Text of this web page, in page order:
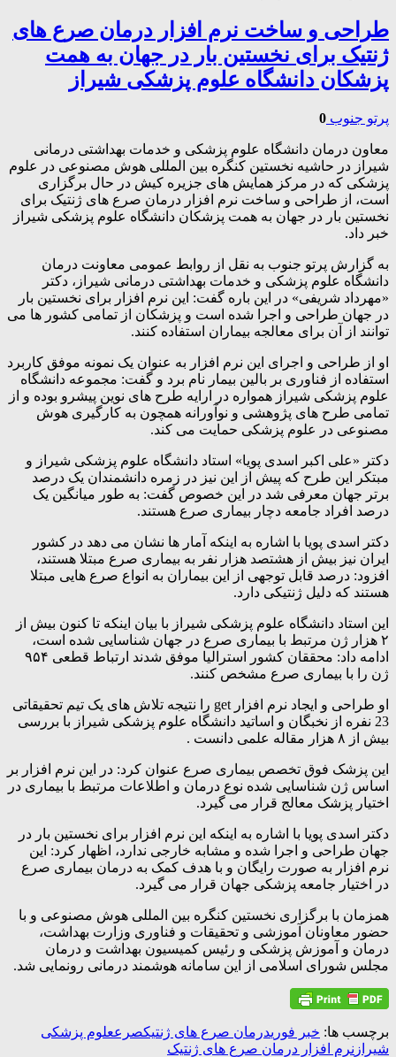
طراحی و ساخت نرم افزار درمان صرع های
ژنتیک برای نخستین بار در جهان به همت
پزشکان دانشگاه علوم پزشکی شیراز
پرتو جنوب 0
معاون درمان دانشگاه علوم پزشکی و خدمات بهداشتی درمانی
شیراز در حاشیه نخستین کنگره بین المللی هوش مصنوعی در علوم
پزشکی که در مرکز همایش های جزیره کیش در حال برگزاری
است، از طراحی و ساخت نرم افزار درمان صرع های ژنتیک برای
نخستین بار در جهان به همت پزشکان دانشگاه علوم پزشکی شیراز
خبر داد.
به گزارش پرتو جنوب به نقل از روابط عمومی معاونت درمان
دانشگاه علوم پزشکی و خدمات بهداشتی درمانی شیراز، دکتر
«مهرداد شریفی» در این باره گفت: این نرم افزار برای نخستین بار
در جهان طراحی و اجرا شده است و پزشکان از تمامی کشور ها می
توانند از آن برای معالجه بیماران استفاده کنند.
او از طراحی و اجرای این نرم افزار به عنوان یک نمونه موفق کاربرد
استفاده از فناوری بر بالین بیمار نام برد و گفت: مجموعه دانشگاه
علوم پزشکی شیراز همواره در ارایه طرح های نوین پیشرو بوده و از
تمامی طرح های پژوهشی و نوآورانه همچون به کارگیری هوش
مصنوعی در علوم پزشکی حمایت می کند.
دکتر «علی اکبر اسدی پویا» استاد دانشگاه علوم پزشکی شیراز و
مبتکر این طرح که پیش از این نیز در زمره دانشمندان یک درصد
برتر جهان معرفی شد در این خصوص گفت: به طور میانگین یک
درصد افراد جامعه دچار بیماری صرع هستند.
دکتر اسدی پویا با اشاره به اینکه آمار ها نشان می دهد در کشور
ایران نیز بیش از هشتصد هزار نفر به بیماری صرع مبتلا هستند،
افزود: درصد قابل توجهی از این بیماران به انواع صرع هایی مبتلا
هستند که دلیل ژنتیکی دارد.
این استاد دانشگاه علوم پزشکی شیراز با بیان اینکه تا کنون بیش از
۲ هزار ژن مرتبط با بیماری صرع در جهان شناسایی شده است،
ادامه داد: محققان کشور استرالیا موفق شدند ارتباط قطعی ۹۵۴
ژن را با بیماری صرع مشخص کنند.
او طراحی و ایجاد نرم افزار get را نتیجه تلاش های یک تیم تحقیقاتی
23 نفره از نخبگان و اساتید دانشگاه علوم پزشکی شیراز با بررسی
بیش از ۸ هزار مقاله علمی دانست .
این پزشک فوق تخصص بیماری صرع عنوان کرد: در این نرم افزار بر
اساس ژن شناسایی شده نوع درمان و اطلاعات مرتبط با بیماری در
اختیار پزشک معالج قرار می گیرد.
دکتر اسدی پویا با اشاره به اینکه این نرم افزار برای نخستین بار در
جهان طراحی و اجرا شده و مشابه خارجی ندارد، اظهار کرد: این
نرم افزار به صورت رایگان و با هدف کمک به درمان بیماری صرع
در اختیار جامعه پزشکی جهان قرار می گیرد.
همزمان با برگزاری نخستین کنگره بین‌ المللی هوش مصنوعی و با
حضور معاونان آموزشی و تحقیقات و فناوری وزارت بهداشت،
درمان و آموزش پزشکی و رئیس کمیسیون بهداشت و درمان
مجلس شورای اسلامی از این سامانه هوشمند درمانی رونمایی شد.
برچسب ها: خبر فوریدرمان صرع های ژنتیکصرععلوم پزشکی
شیراز نرم افزار درمان صرع های ژنتیک